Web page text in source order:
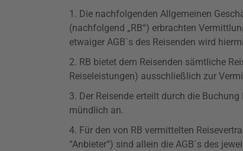
1. Die nachfolgenden Allgemeinen
(nachfolgend „RB“) erbrachten
etwaiger AGB`s des Reisenden wird
2. RB bietet dem Reisenden sämtliche
Reiseleistungen) ausschließlich zur
3. Der Reisende erteilt durch die
mündlich an.
4. Für den von RB vermittelten
“Anbieter“) sind allein die AGB`s des